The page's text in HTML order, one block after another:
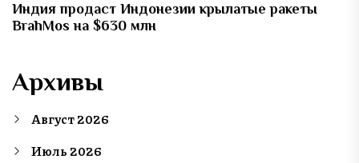
Индия продаст Индонезии крылатые ракеты
BrahMos на $630 млн
Архивы
Август 2026
Июль 2026